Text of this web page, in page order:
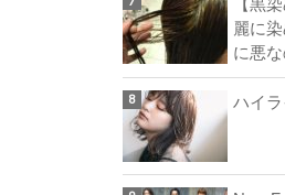
【黒
麗に
に悪な
ハイ